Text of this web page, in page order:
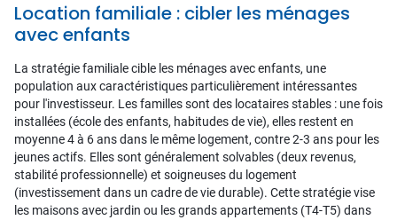
Location familiale : cibler les ménages
avec enfants
La stratégie familiale cible les ménages avec enfants, une
population aux caractéristiques particulièrement intéressantes
pour l'investisseur. Les familles sont des locataires stables : une fois
installées (école des enfants, habitudes de vie), elles restent en
moyenne 4 à 6 ans dans le même logement, contre 2-3 ans pour les
jeunes actifs. Elles sont généralement solvables (deux revenus,
stabilité professionnelle) et soigneuses du logement
(investissement dans un cadre de vie durable). Cette stratégie vise
les maisons avec jardin ou les grands appartements (T4-T5) dans